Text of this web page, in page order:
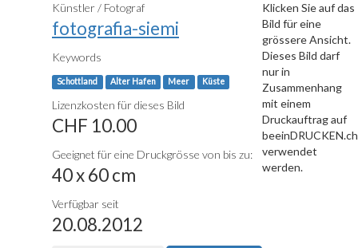
Künstler / Fotograf
fotografia-siemi
Keywords
Schottland Alter Hafen Meer Küste
Lizenzkosten für dieses Bild
CHF 10.00
Geeignet für eine Druckgrösse von bis zu:
40 x 60 cm
Verfügbar seit
20.08.2012
Klicken Sie auf das
Bild für eine
grössere Ansicht.
Dieses Bild darf
nur in
Zusammenhang
mit einem
Druckauftrag auf
beeinDRUCKEN.ch
verwendet
werden.